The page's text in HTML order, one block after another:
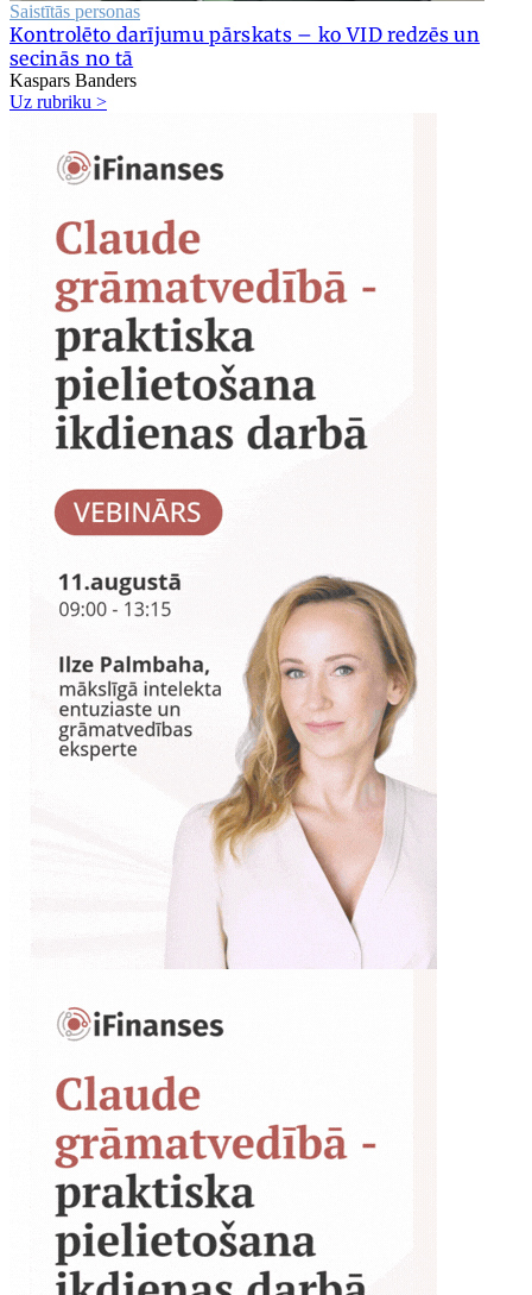
Saistītās personas
Kontrolēto darījumu pārskats – ko VID redzēs un
secinās no tā
Kaspars Banders
Uz rubriku >